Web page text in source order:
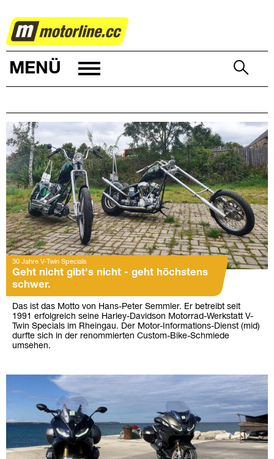
ZWEIRAD
MENÜ
30 Jahre V-Twin Specials
Geht nicht gibt's nicht - geht höchstens
schwer.
Das ist das Motto von Hans-Peter Semmler. Er betreibt seit
1991 erfolgreich seine Harley-Davidson Motorrad-Werkstatt V-
Twin Specials im Rheingau. Der Motor-Informations-Dienst (mid)
durfte sich in der renommierten Custom-Bike-Schmiede
umsehen.